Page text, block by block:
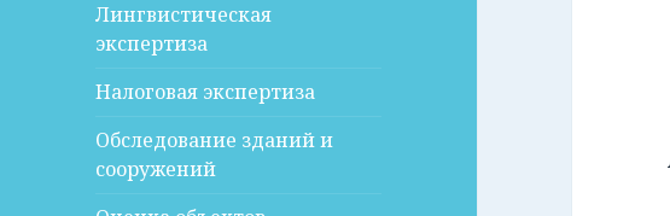
Лингвистическая
экспертиза
Налоговая экспертиза
Обследование зданий и
сооружений